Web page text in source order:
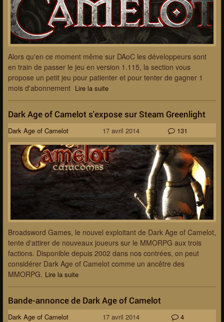
Alors qu'en ce moment même sur DAoC les développeurs sont
en train de passer le jeu en version 1.115, la section vous
propose un petit jeu pour patienter et pour tenter de gagner 1
mois d'abonnement Lire la suite
Dark Age of Camelot s'expose sur Steam Greenlight
Dark Age of Camelot 17 avril 2014 131
Broadsword Games, le nouvel exploitant de Dark Age of Camelot,
tente d'attirer de nouveaux joueurs sur le MMORPG aux trois
factions. Disponible depuis 2002 dans nos contrées, on peut
considérer Dark Age of Camelot comme un ancêtre des
MMORPG. Lire la suite
Bande-annonce de Dark Age of Camelot
Dark Age of Camelot 17 avril 2014 4